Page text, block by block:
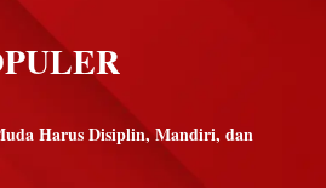
Harus Disiplin, Mandiri, dan